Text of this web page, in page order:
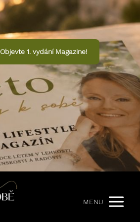
Objevte 1. vydání Magazine!
MENU